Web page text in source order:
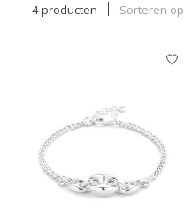
4 producten Sorteren op